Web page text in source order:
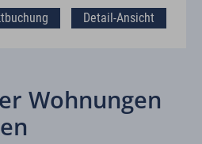
Detail-Ansicht
Wohnungen